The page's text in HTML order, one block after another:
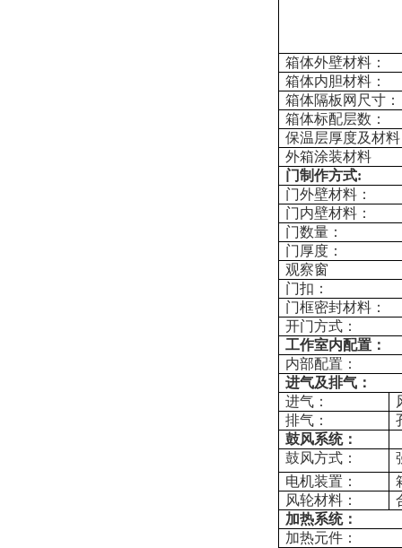
箱体外壁材料：
箱体内胆材料：
箱体隔板网尺寸：
箱体标配层数：
保温层厚度及材
外箱涂装材料
门制作方式:
门外壁材料：
门内壁材料：
门数量：
门厚度：
观察窗
门扣：
门框密封材料：
开门方式：
工作室内配置：
内部配置：
进气及排气：
进气：
排气：
鼓风系统：
鼓风方式：
电机装置：
风轮材料：
加热系统：
加热元件：